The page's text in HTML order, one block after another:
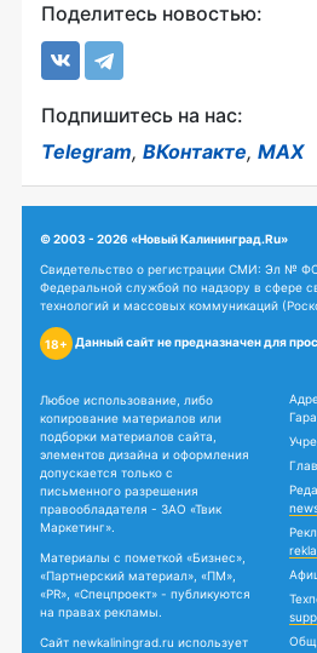
Поделитесь новостью:
Подпишитесь на нас:
Telegram, ВКонтакте, MAX
© 2003 - 2026 «Новый Калининград.Ru»
Свидетельство о регистрации СМИ: Эл №
Федеральной службой по надзору в сфере
технологий и массовых коммуникаций
18+ Данный сайт не предназначен для
Любое использование, либо
копирование материалов или
подборки материалов сайта,
элементов дизайна и оформления
допускается только с
письменного разрешения
правообладателя - ЗАО «Твик
Маркетинг».
Материалы с пометкой «Бизнес»,
«Партнерский материал», «ПМ»,
«PR», «Спецпроект» - публикуются
на правах рекламы.
Сайт newkaliningrad.ru использует